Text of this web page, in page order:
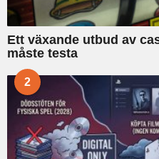
Ett växande utbud av
måste testa
2